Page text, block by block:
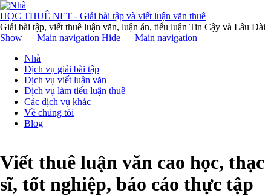
Nhảy
đến
nội
dung
HỌC THUÊ NET - Giải bài tập và viết luận văn thuê
Giải bài tập, viết thuê luận văn, luận án, tiểu luận Tin Cậy và Lâu Dài
Main
navigation
Show — Main navigation Hide — Main navigation
Nhà
Dịch vụ giải bài tập
Dịch vụ viết luận văn
Dịch vụ làm tiểu luận thuê
Các dịch vụ khác
Về chúng tôi
Blog
Viết thuê luận văn cao học, thạc
sĩ, tốt nghiệp, báo cáo thực tập